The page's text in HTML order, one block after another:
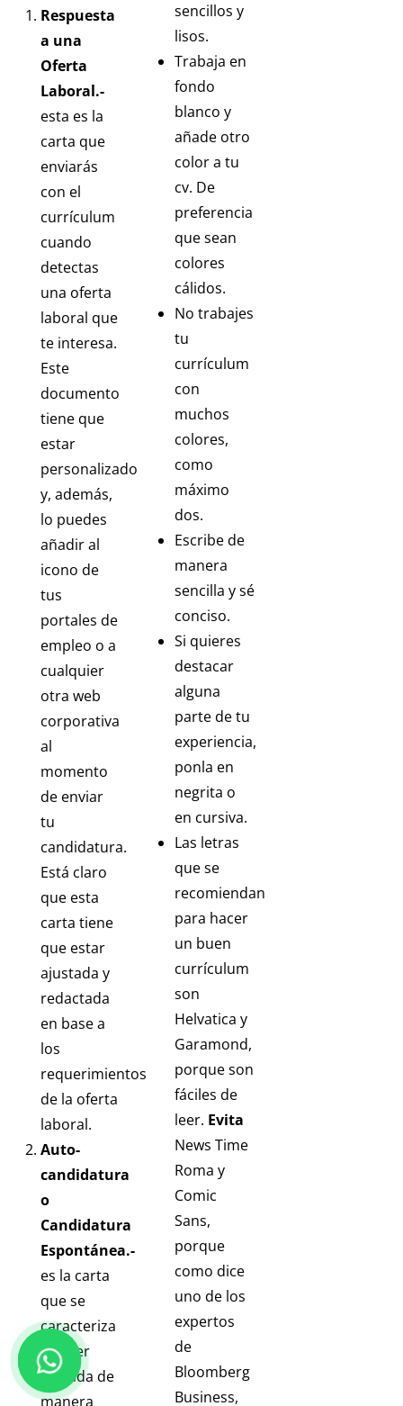
Respuesta
a una
Oferta
Laboral.-
esta es la
carta que
enviarás
con el
currículum
cuando
detectas
una oferta
laboral que
te interesa.
Este
documento
tiene que
estar
personalizado
y, además,
lo puedes
añadir al
icono de
tus
portales de
empleo o a
cualquier
otra web
corporativa
al
momento
de enviar
tu
candidatura.
Está claro
que esta
carta tiene
que estar
ajustada y
redactada
en base a
los
requerimientos
de la oferta
laboral.
Auto-
candidatura
o
Candidatura
Espontánea.-
es la carta
que se
caracteriza
por ser
enviada de
manera
sencillos y
lisos.
Trabaja en
fondo
blanco y
añade otro
color a tu
cv. De
preferencia
que sean
colores
cálidos.
No trabajes
tu
currículum
con
muchos
colores,
como
máximo
dos.
Escribe de
manera
sencilla y sé
conciso.
Si quieres
destacar
alguna
parte de tu
experiencia,
ponla en
negrita o
en cursiva.
Las letras
que se
recomiendan
para hacer
un buen
currículum
son
Helvatica y
Garamond,
porque son
fáciles de
leer. Evita
News Time
Roma y
Comic
Sans,
porque
como dice
uno de los
expertos
de
Bloomberg
Business,